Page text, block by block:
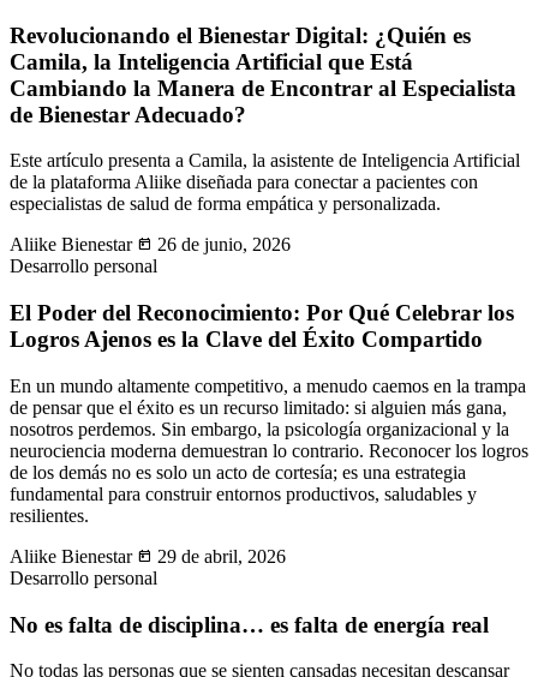
Revolucionando el Bienestar Digital: ¿Quién es
Camila, la Inteligencia Artificial que Está
Cambiando la Manera de Encontrar al Especialista
de Bienestar Adecuado?
Este artículo presenta a Camila, la asistente de Inteligencia Artificial
de la plataforma Aliike diseñada para conectar a pacientes con
especialistas de salud de forma empática y personalizada.
Aliike Bienestar today 26 de junio, 2026
Desarrollo personal
El Poder del Reconocimiento: Por Qué Celebrar los
Logros Ajenos es la Clave del Éxito Compartido
En un mundo altamente competitivo, a menudo caemos en la trampa
de pensar que el éxito es un recurso limitado: si alguien más gana,
nosotros perdemos. Sin embargo, la psicología organizacional y la
neurociencia moderna demuestran lo contrario. Reconocer los logros
de los demás no es solo un acto de cortesía; es una estrategia
fundamental para construir entornos productivos, saludables y
resilientes.
Aliike Bienestar today 29 de abril, 2026
Desarrollo personal
No es falta de disciplina… es falta de energía real
No todas las personas que se sienten cansadas necesitan descansar